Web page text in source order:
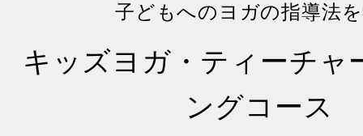
子どもへのヨガの指導法
キッズヨガ・ティーチャ
ングコース